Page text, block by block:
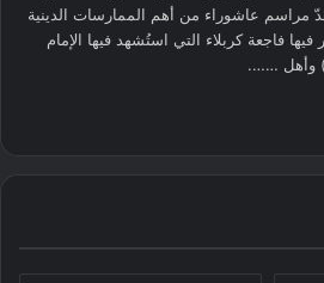
مراسم عاشوراء من أهم الممارسات الدينية
فيها فاجعة كربلاء التي استُشهد فيها الإمام
وأهل …….